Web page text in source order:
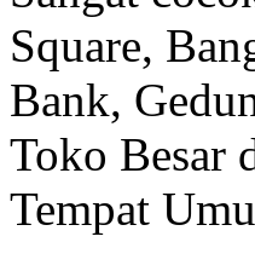
Square,
Bank,
Toko Besar
Tempat